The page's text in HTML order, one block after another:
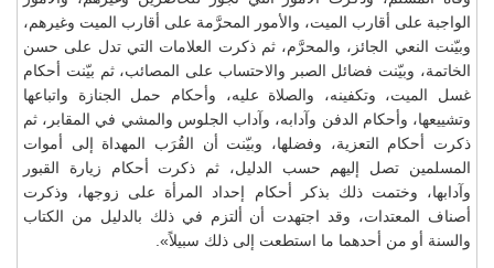
الواجبة على أقارب الميت، والأمور المحرَّمة على أقارب الميت وغيرهم،
وبيّنت النعي الجائز، والمحرَّم، ثم ذكرت العلامات التي تدل على حسن
الخاتمة، وبيّنت فضائل الصبر والاحتساب على المصائب، ثم بيّنت أحكام
غسل الميت، وتكفينه، والصلاة عليه، وأحكام حمل الجنازة واتباعها
وتشييعها، وأحكام الدفن وآدابه، وآداب الجلوس والمشي في المقابر، ثم
ذكرت أحكام التعزية، وفضلها، وبيّنت أن القُرَب المهداة إلى أموات
المسلمين تصل إليهم حسب الدليل، ثم ذكرت أحكام زيارة القبور
وآدابها، وختمت ذلك بذكر أحكام إحداد المرأة على زوجها، وذكرت
أصناف المعتدات، وقد اجتهدت أن ألتزم في ذلك بالدليل من الكتاب
والسنة أو من أحدهما ما استطعت إلى ذلك سبيلاً».